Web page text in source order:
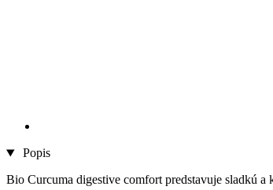
Popis
Bio Curcuma digestive comfort predstavuje sladkú